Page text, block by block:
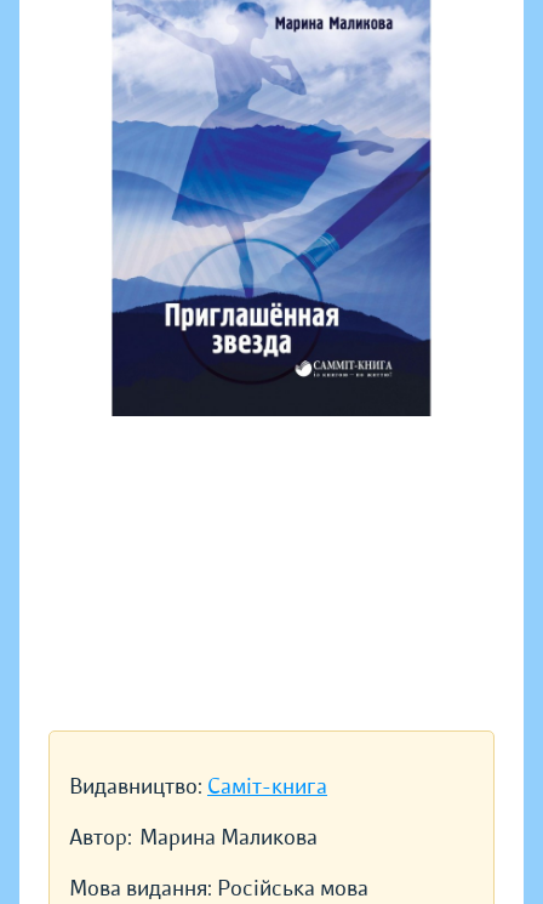
Видавництво: Саміт-книга
Автор: Марина Маликова
Мова видання: Російська мова